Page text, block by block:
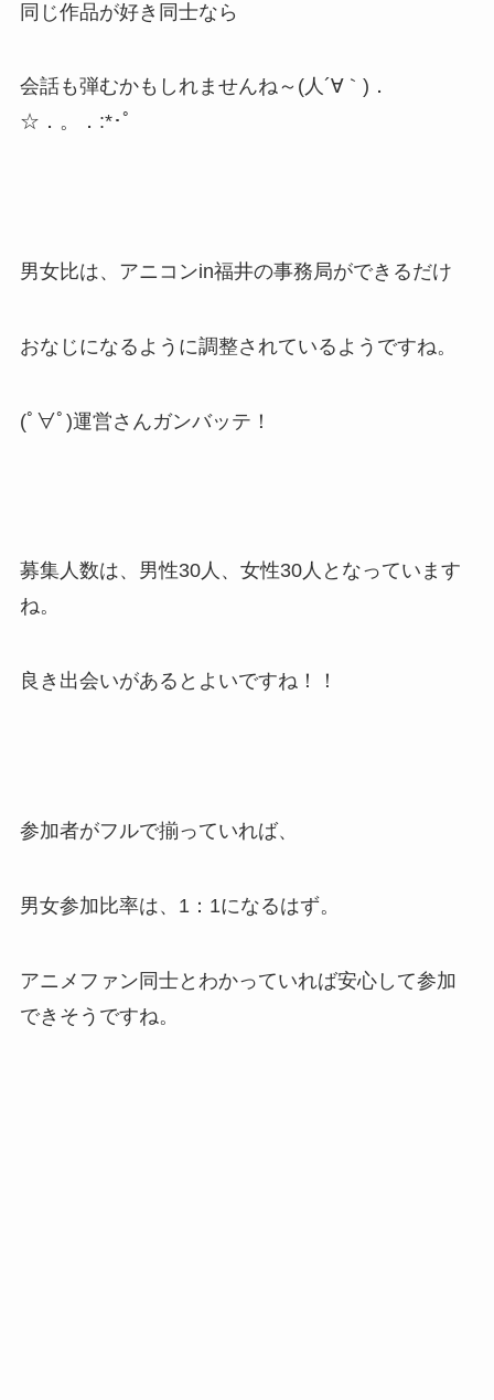
同じ作品が好き同士なら
会話も弾むかもしれませんね～(人´∀｀)．
☆．。．:*･ﾟ
男女比は、アニコンin福井の事務局ができるだけ
おなじになるように調整されているようですね。
(ﾟ∀ﾟ)運営さんガンバッテ！
募集人数は、男性30人、女性30人となっています
ね。
良き出会いがあるとよいですね！！
参加者がフルで揃っていれば、
男女参加比率は、1：1になるはず。
アニメファン同士とわかっていれば安心して参加
できそうですね。